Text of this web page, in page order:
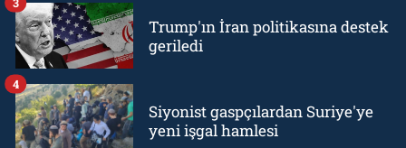
Trump'ın İran politikasına destek
geriledi
3
Siyonist gaspçılardan Suriye'ye
yeni işgal hamlesi
4